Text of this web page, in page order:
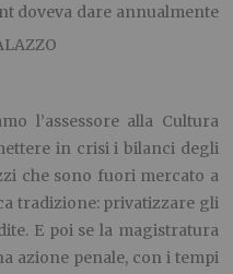
doveva dare annualmente
l’assessore alla Cultura
in crisi i bilanci degli
che sono fuori mercato a
tradizione: privatizzare gli
E poi se la magistratura
azione penale, con i tempi